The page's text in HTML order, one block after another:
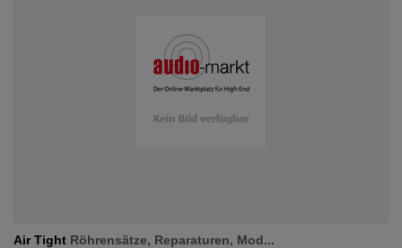
Air Tight Röhrensätze, Reparaturen, Mod...